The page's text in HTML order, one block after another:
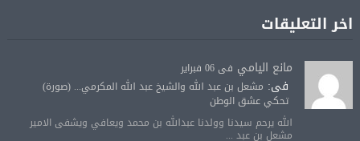
اخر التعليقات
مانع اليامي فى 06 فبراير
فى: مشعل بن عبد الله والشيخ عبد الله المكرمي... (صورة)
تحكي عشق الوطن
الله يرحم سيدنا وولدنا عبدالله بن محمد ويعافي ويشفى الامير
مشعل بن عبد ...